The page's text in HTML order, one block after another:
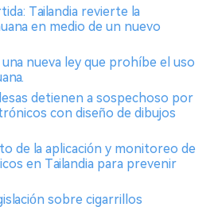
Tailandia revierte la
en medio de un nuevo
nueva ley que prohíbe el uso
detienen a sospechoso por
con diseño de dibujos
de la aplicación y monitoreo de
en Tailandia para prevenir
sobre cigarrillos